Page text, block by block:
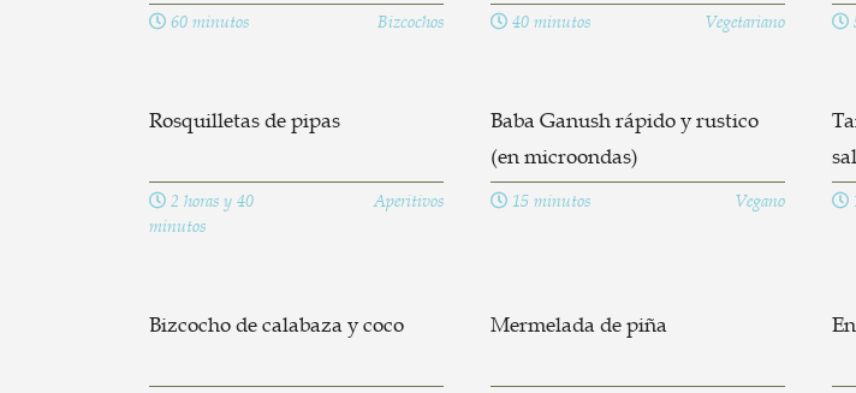
60 minutos Bizcochos 40 minutos Vegetariano
Rosquilletas de pipas
2 horas y 40
minutos
Aperitivos
Baba Ganush rápido y rustico
(en microondas)
15 minutos Vegano
Bizcocho de calabaza y coco Mermelada de piña